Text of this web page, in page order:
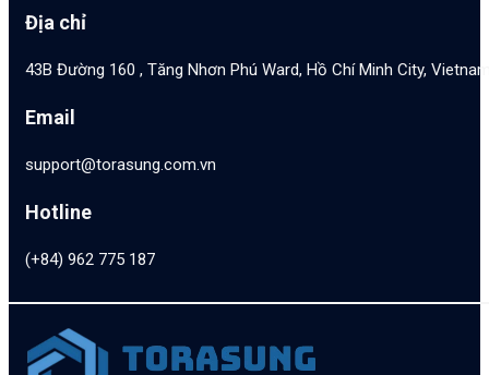
Địa chỉ
43B Đường 160 , Tăng Nhơn Phú Ward, Hồ Chí Minh City,
Email
support@torasung.com.vn
Hotline
(+84) 962 775 187